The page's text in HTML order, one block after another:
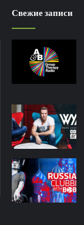
Свежие записи